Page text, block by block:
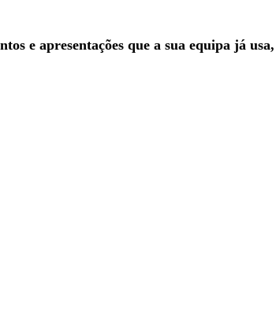
e apresentações que a sua equipa já